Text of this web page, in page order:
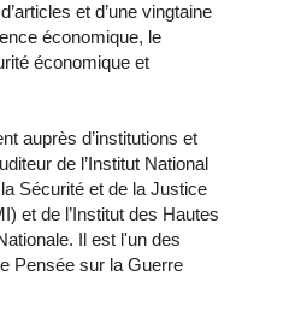
et d’une vingtaine
économique, le
économique et
auprès d’institutions et
de l’Institut National
Sécurité et de la Justice
et de l’Institut des Hautes
Il est l'un des
Pensée sur la Guerre